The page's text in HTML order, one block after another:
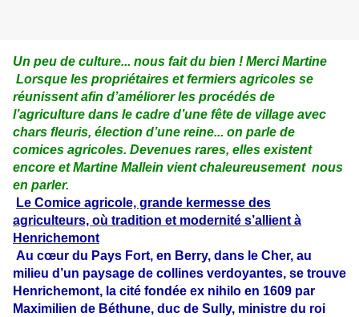
Un peu de culture... nous fait du bien ! Merci Martine
Lorsque les propriétaires et fermiers agricoles se
réunissent afin d’améliorer les procédés de
l’agriculture dans le cadre d’une fête de village avec
chars fleuris, élection d’une reine... on parle de
comices agricoles. Devenues rares, elles existent
encore et Martine Mallein vientchaleureusement nous
en parler.
Le Comice agricole, grande kermesse des
agriculteurs, où tradition et modernité s’allient à
Henrichemont
Au cœur du Pays Fort, en Berry, dans le Cher, au
milieu d’un paysage de collines verdoyantes, se trouve
Henrichemont, la cité fondée ex nihilo en 1609 par
Maximilien de Béthune, duc de Sully, ministre du roi